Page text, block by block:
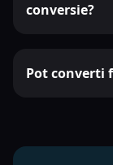
conversie?
Pot converti